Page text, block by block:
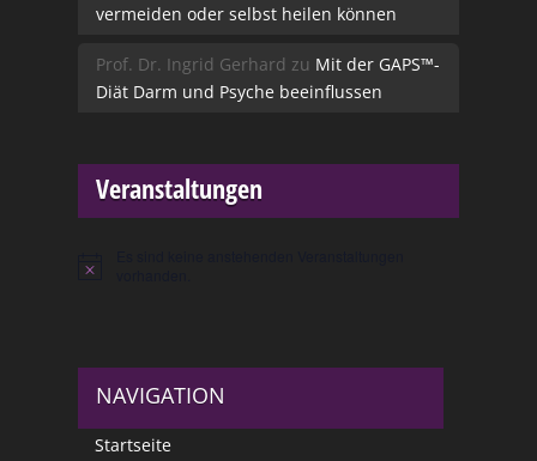
vermeiden oder selbst heilen können
Prof. Dr. Ingrid Gerhard zu Mit der GAPS™-
Diät Darm und Psyche beeinflussen
Veranstaltungen
Hinweis
NAVIGATION
Startseite